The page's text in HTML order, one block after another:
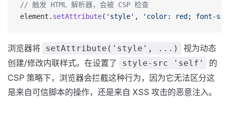
// 触发 HTML 解析器，会被 CSP 检查
element. setAttribute( 'style' , 'color: red; font-
浏览器将 setAttribute('style', ...)
视为动态
创建/修改内联样式。在设置了
style-src 'self'
的
CSP 策略下，浏览器会拦截这种行为，因为它无法区分这
是来自可信脚本的操作，还是来自 XSS 攻击的恶意注入。